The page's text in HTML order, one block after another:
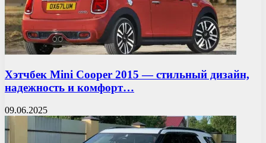
Хэтчбек Mini Cooper 2015 — стильный дизайн,
надежность и комфорт…
09.06.2025